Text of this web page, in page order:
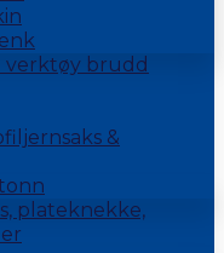
verktøy brudd
&
plateknekke,